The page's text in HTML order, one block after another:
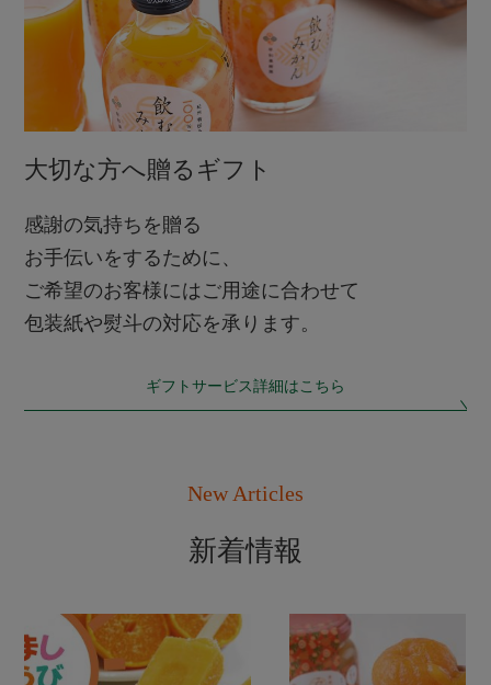
大切な方へ贈るギフト
感謝の気持ちを贈る
お手伝いをするために、
ご希望のお客様にはご用途に合わせて
包装紙や熨斗の対応を承ります。
ギフトサービス詳細はこちら